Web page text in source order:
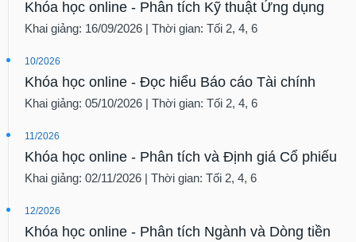
Khóa học online - Phân tích Kỹ thuật Ứng dụng
Khai giảng: 16/09/2026 | Thời gian: Tối 2, 4, 6
10/2026
Khóa học online - Đọc hiểu Báo cáo Tài chính
Khai giảng: 05/10/2026 | Thời gian: Tối 2, 4, 6
11/2026
Khóa học online - Phân tích và Định giá Cổ phiếu
Khai giảng: 02/11/2026 | Thời gian: Tối 2, 4, 6
12/2026
Khóa học online - Phân tích Ngành và Dòng tiền